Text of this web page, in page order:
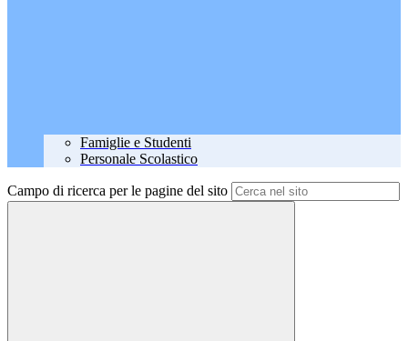
Famiglie e Studenti
Personale Scolastico
Campo di ricerca per le pagine del sito